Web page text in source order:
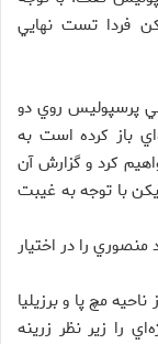
فردا تست نهايي
پرسپوليس روي دو
باز كرده است به
كرد و گزارش آن
با توجه به غيبت
منصوري را در اختيار
مچ پا و برزيليا
را زير نظر زرينه